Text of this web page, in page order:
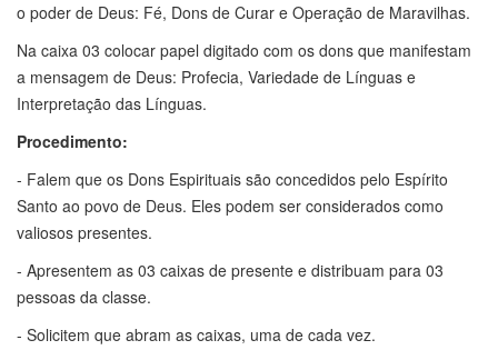
o poder de Deus: Fé, Dons de Curar e Operação de Maravilhas.
Na caixa 03 colocar papel digitado com os dons que manifestam
a mensagem de Deus: Profecia, Variedade de Línguas e
Interpretação das Línguas.
Procedimento:
- Falem que os Dons Espirituais são concedidos pelo Espírito
Santo ao povo de Deus. Eles podem ser considerados como
valiosos presentes.
- Apresentem as 03 caixas de presente e distribuam para 03
pessoas da classe.
- Solicitem que abram as caixas, uma de cada vez.